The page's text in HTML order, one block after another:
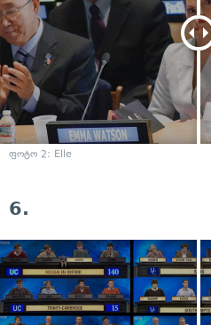
ფოტო 2: Elle
6.